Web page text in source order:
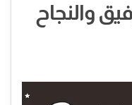
والنجاح